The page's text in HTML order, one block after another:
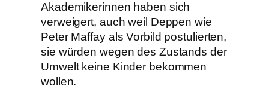
Akademikerinnen haben sich
verweigert, auch weil Deppen wie
Peter Maffay als Vorbild postulierten,
sie würden wegen des Zustands der
Umwelt keine Kinder bekommen
wollen.